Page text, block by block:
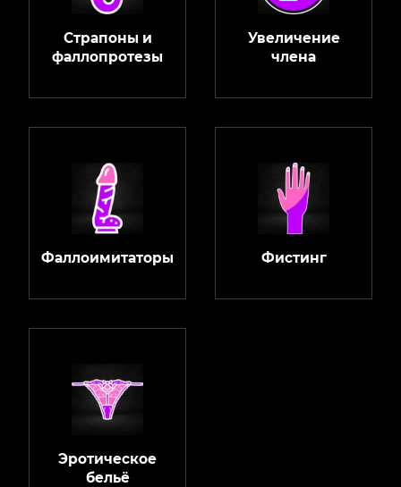
Страпоны и
фаллопротезы
Увеличение
члена
Фаллоимитаторы Фистинг
Эротическое
бельё